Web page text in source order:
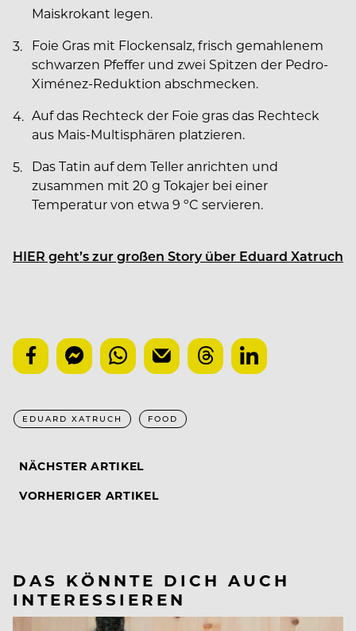
Maiskrokant legen.
Foie Gras mit Flockensalz, frisch gemahlenem
schwarzen Pfeffer und zwei Spitzen der Pedro-
Ximénez-Reduktion abschmecken.
Auf das Rechteck der Foie gras das Rechteck
aus Mais-Multisphären platzieren.
Das Tatin auf dem Teller anrichten und
zusammen mit 20 g Tokajer bei einer
Temperatur von etwa 9 ºC servieren.
HIER geht’s zur großen Story über Eduard Xatruch
EDUARD XATRUCH FOOD
NÄCHSTER ARTIKEL
VORHERIGER ARTIKEL
DAS KÖNNTE DICH AUCH
INTERESSIEREN